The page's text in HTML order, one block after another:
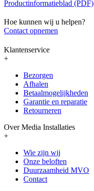
Productinformatieblad (PDF)
Hoe kunnen wij u helpen?
Contact opnemen
Klantenservice
+
Bezorgen
Afhalen
Betaalmogelijkheden
Garantie en reparatie
Retourneren
Over Media Installaties
+
Wie zijn wij
Onze beloften
Duurzaamheid MVO
Contact